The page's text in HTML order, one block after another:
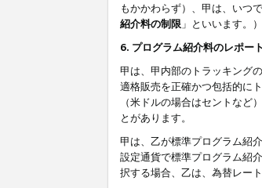
もかかわらず）、甲は、いつ
紹介料の制限 」といいます。）
6. プログラム紹介料のレポー
甲は、甲内部のトラッキング
適格販売を正確かつ包括的に
（米ドルの場合はセントな
とがあります。
甲は、乙が標準プログラム紹
設定通貨で標準プログラム紹
択する場合、乙は、為替レー